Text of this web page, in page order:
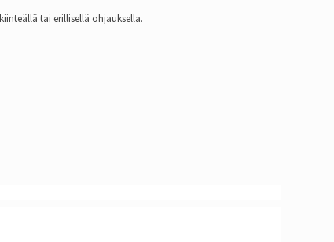
tai erillisellä ohjauksella.